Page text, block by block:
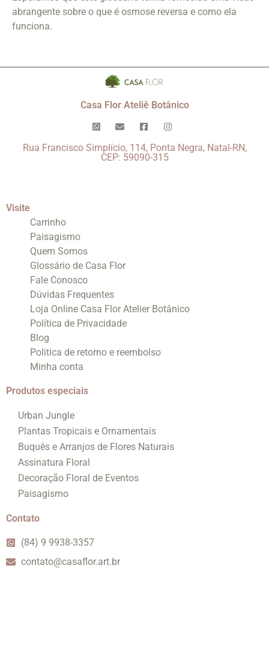
abrangente sobre o que é osmose reversa e como ela
funciona.
Casa Flor Ateliê Botânico
Rua Francisco Simplício, 114, Ponta Negra, Natal-RN,
CEP: 59090-315
Visite
Carrinho
Paisagismo
Quem Somos
Glossário de Casa Flor
Fale Conosco
Dúvidas Frequentes
Loja Online Casa Flor Atelier Botânico
Política de Privacidade
Blog
Politica de retorno e reembolso
Minha conta
Produtos especiais
Urban Jungle
Plantas Tropicais e Ornamentais
Buquês e Arranjos de Flores Naturais
Assinatura Floral
Decoração Floral de Eventos
Paisagismo
Contato
(84) 9 9938-3357
contato@casaflor.art.br